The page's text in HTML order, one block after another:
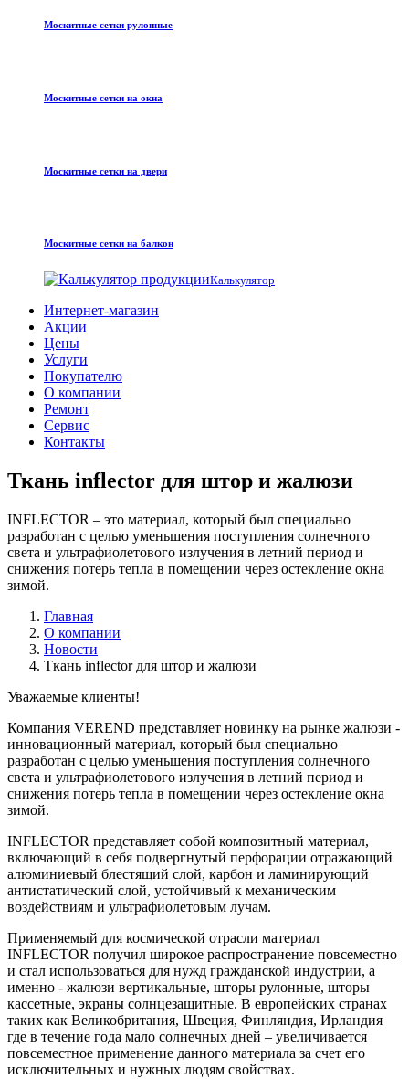
Москитные сетки рулонные
Москитные сетки на окна
Москитные сетки на двери
Москитные сетки на балкон
Калькулятор
Интернет-магазин
Акции
Цены
Услуги
Покупателю
О компании
Ремонт
Сервис
Контакты
Ткань inflector для штор и жалюзи
INFLECTOR – это материал, который был специально
разработан с целью уменьшения поступления солнечного
света и ультрафиолетового излучения в летний период и
снижения потерь тепла в помещении через остекление окна
зимой.
Главная
О компании
Новости
Ткань inflector для штор и жалюзи
Уважаемые клиенты!
Компания VEREND представляет новинку на рынке жалюзи -
инновационный материал, который был специально
разработан с целью уменьшения поступления солнечного
света и ультрафиолетового излучения в летний период и
снижения потерь тепла в помещении через остекление окна
зимой.
INFLECTOR представляет собой композитный материал,
включающий в себя подвергнутый перфорации отражающий
алюминиевый блестящий слой, карбон и ламинирующий
антистатический слой, устойчивый к механическим
воздействиям и ультрафиолетовым лучам.
Применяемый для космической отрасли материал
INFLECTOR получил широкое распространение повсеместно
и стал использоваться для нужд гражданской индустрии, а
именно - жалюзи вертикальные, шторы рулонные, шторы
кассетные, экраны солнцезащитные. В европейских странах
таких как Великобритания, Швеция, Финляндия, Ирландия
где в течение года мало солнечных дней – увеличивается
повсеместное применение данного материала за счет его
исключительных и нужных людям свойствах.